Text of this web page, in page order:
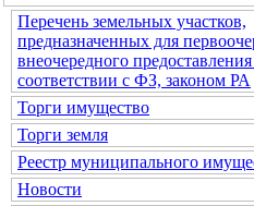
Перечень земельных участков,
предназначенных для
внеочередного
соответствии с ФЗ, законом РА
Торги имущество
Торги земля
Реестр муниципального
Новости